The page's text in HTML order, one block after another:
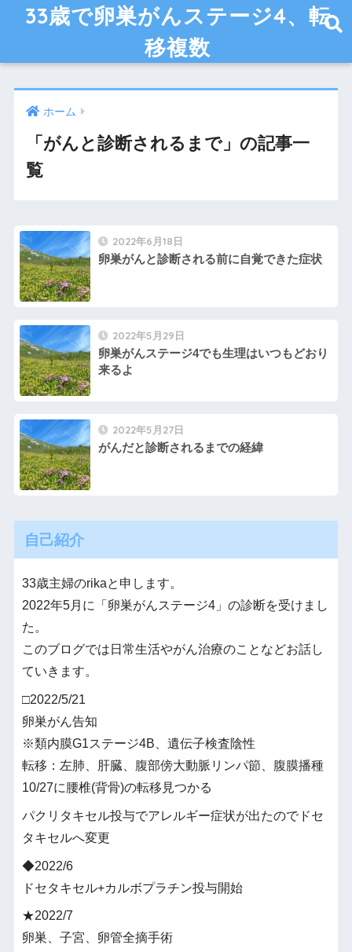
33歳で卵巣がんステージ4、転
移複数
ホーム
「がんと診断されるまで」の記事一
覧
2022年6月18日
卵巣がんと診断される前に自覚できた症状
2022年5月29日
卵巣がんステージ4でも生理はいつもどおり
来るよ
2022年5月27日
がんだと診断されるまでの経緯
自己紹介
33歳主婦のrikaと申します。
2022年5月に「卵巣がんステージ4」の診断を受けまし
た。
このブログでは日常生活やがん治療のことなどお話し
ていきます。
□2022/5/21
卵巣がん告知
※類内膜G1ステージ4B、遺伝子検査陰性
転移：左肺、肝臓、腹部傍大動脈リンパ節、腹膜播種
10/27に腰椎(背骨)の転移見つかる
パクリタキセル投与でアレルギー症状が出たのでドセ
タキセルへ変更
◆2022/6
ドセタキセル+カルボプラチン投与開始
★2022/7
卵巣、子宮、卵管全摘手術